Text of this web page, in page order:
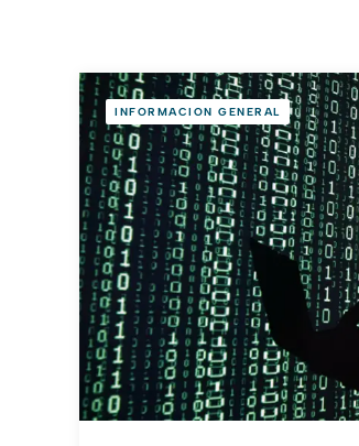
INFORMACION GENERAL